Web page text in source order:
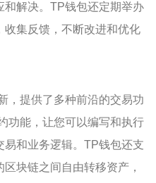
解决。TP钱包还定期举办
集反馈，不断改进和优化
，提供了多种前沿的交易功
功能，让您可以编写和执行
和业务逻辑。TP钱包还支
块链之间自由转移资产，